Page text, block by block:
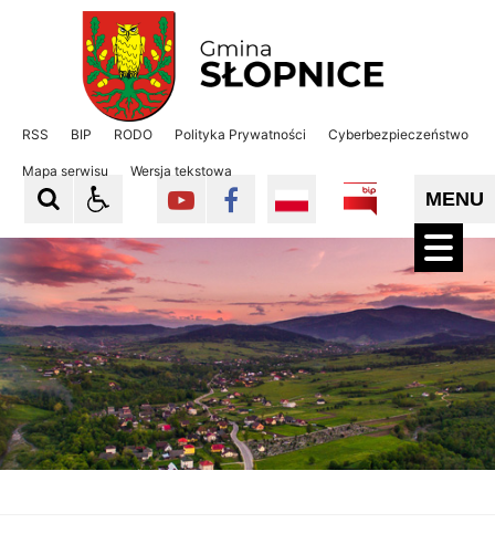
Gmina Słopnice
RSS BIP RODO Polityka Prywatności Cyberbezpieczeństwo
Mapa serwisu Wersja tekstowa
MENU